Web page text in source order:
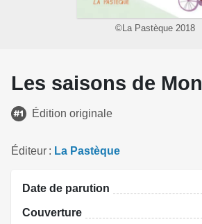
©La Pastèque 2018
Les saisons de
Édition originale
Éditeur La Pastèque
Date de parution
Couverture